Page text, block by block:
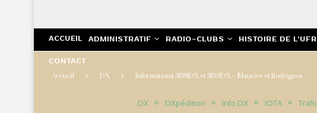
ACCUEIL ADMINISTRATIF RADIO-CLUBS HISTOIRE DE
CONTACT
Accueil DX Informations 3B8IDX et 3B9IDX – Maurice et Rodrigues
DX DXpédition Info DX IOTA